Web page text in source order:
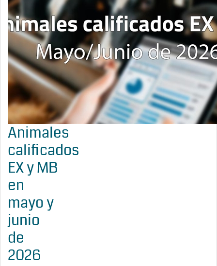
Animales
calificados
EX y MB
en
mayo y
junio
de
2026